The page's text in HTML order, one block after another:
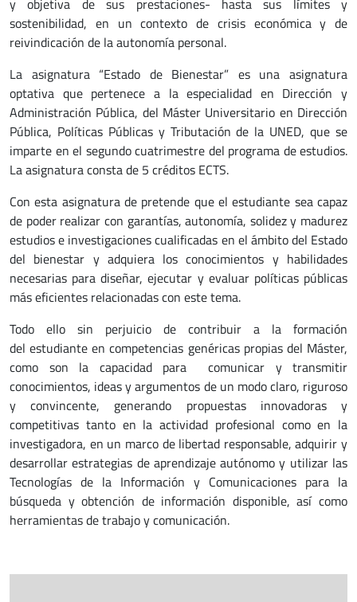
y objetiva de sus prestaciones- hasta sus límites y
sostenibilidad, en un contexto de crisis económica y de
reivindicación de la autonomía personal.
La asignatura “Estado de Bienestar” es una asignatura
optativa que pertenece a la especialidad en Dirección y
Administración Pública, del Máster Universitario en Dirección
Pública, Políticas Públicas y Tributación de la UNED, que se
imparte en el segundo cuatrimestre del programa de estudios.
La asignatura consta de 5 créditos ECTS.
Con esta asignatura de pretende que el estudiante sea capaz
de poder realizar con garantías, autonomía, solidez y madurez
estudios e investigaciones cualificadas en el ámbito del Estado
del bienestar y adquiera los conocimientos y habilidades
necesarias para diseñar, ejecutar y evaluar políticas públicas
más eficientes relacionadas con este tema.
Todo ello sin perjuicio de contribuir a la formación
del estudiante en competencias genéricas propias del Máster,
como son la capacidad para comunicar y transmitir
conocimientos, ideas y argumentos de un modo claro, riguroso
y convincente, generando propuestas innovadoras y
competitivas tanto en la actividad profesional como en la
investigadora, en un marco de libertad responsable, adquirir y
desarrollar estrategias de aprendizaje autónomo y utilizar las
Tecnologías de la Información y Comunicaciones para la
búsqueda y obtención de información disponible, así como
herramientas de trabajo y comunicación.